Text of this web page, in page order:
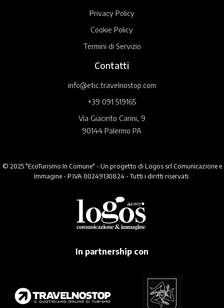
Privacy Policy
Cookie Policy
Termini di Servizio
Contatti
info@etic.travelnostop.com
+39 091 519165
Via Giacinto Carini, 9
90144 Palermo PA
© 2025 "EcoTurismo In Comune" - Un progetto di Logos srl Comunicazione e
Immagine - P.IVA 00249130824 - Tutti i diritti riservati.
In partnership con